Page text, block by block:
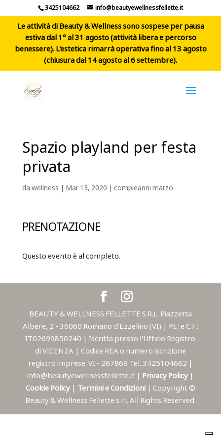
3425104662 info@beautyewellnessfellette.it
Le attività di Beauty & Wellness sono sospese per pausa
estiva dal 1° al 31 agosto (attività libera e percorso
benessere). L'estetica rimarrà operativa fino al 13 agosto
(chiusura dal 14 agosto al 6 settembre).
Spazio playland per festa
privata
dawellness | Mar 13, 2020 | compleanni marzo
PRENOTAZIONE
Questo evento è al completo.
BEAUTY & WELLNESS FELLETTE S.R.L. Piazzetta
Albere, 2 - 36060 Romano d'Ezzelino (VI) | P.I.: e C.F.:
IT02699850240 | Iscritta presso l'Ufficio Registro
di VICENZA | Codice REA o numero iscrizione
registro imprese: VI - 267869 Tel. 3425104662 |
info@beautyewellnessfellette.it | Privacy Policy |
Cookie Policy | Termini e Condizioni | Copyright ©
Beauty & Wellness Fellette s.r.l. All Rights Reserved.